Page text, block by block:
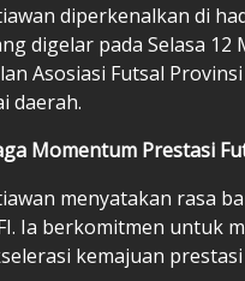
diperkenalkan di
digelar pada Selasa
Asosiasi Futsal
daerah.
Momentum Prestasi
menyatakan rasa
Ia berkomitmen untuk
kemajuan